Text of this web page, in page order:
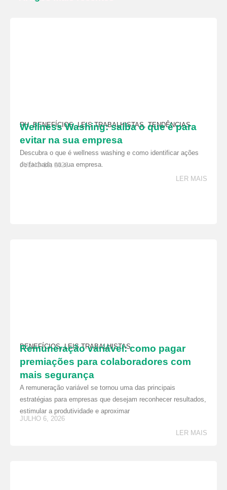
RH,BENEFÍCIOS,LEIS TRABALHISTAS, TENDÊNCIAS
Wellness Washing: saiba o que é para
evitar na sua empresa
Descubra o que é wellness washing e como identificar ações
de fachada na sua empresa.
JULHO 16, 2026
LER MAIS
BENEFÍCIOS,LEIS TRABALHISTAS
Remuneração variável: como pagar
premiações para colaboradores com
mais segurança
A remuneração variável se tornou uma das principais
estratégias para empresas que desejam reconhecer resultados,
estimular a produtividade e aproximar
JULHO 6, 2026
LER MAIS